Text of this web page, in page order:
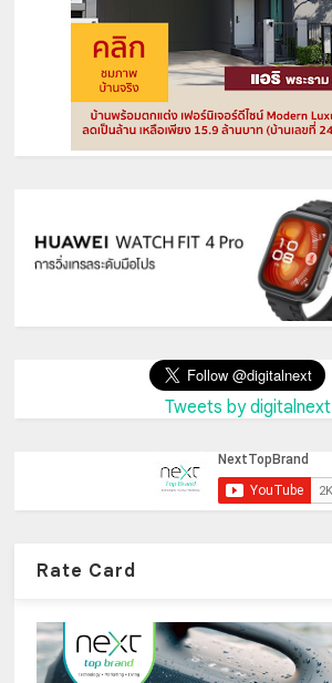
Tweets by digitalnext
Rate Card